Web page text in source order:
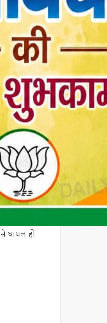
घायल हो